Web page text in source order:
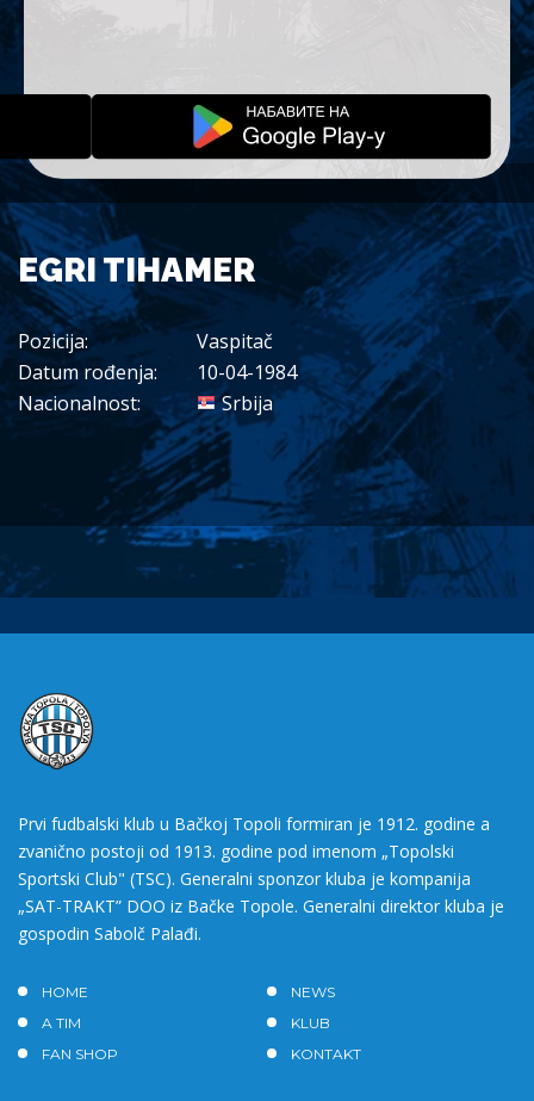
EGRI TIHAMER
Pozicija:
Vaspitač
Datum rođenja:
10-04-1984
Nacionalnost:
Srbija
Prvi fudbalski klub u Bačkoj Topoli formiran je 1912. godine a
zvanično postoji od 1913. godine pod imenom „Topolski
Sportski Club" (TSC). Generalni sponzor kluba je kompanija
„SAT-TRAKT” DOO iz Bačke Topole. Generalni direktor kluba je
gospodin Sabolč Palađi.
HOME
NEWS
A TIM
KLUB
FAN SHOP
KONTAKT